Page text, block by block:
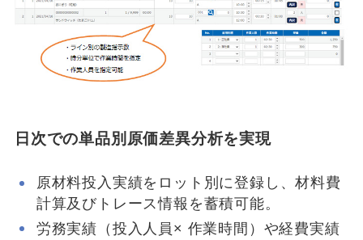
日次での単品別原価差異分析を実現
原材料投入実績をロット別に登録し、材料費
計算及びトレース情報を蓄積可能。
労務実績（投入人員× 作業時間）や経費実績